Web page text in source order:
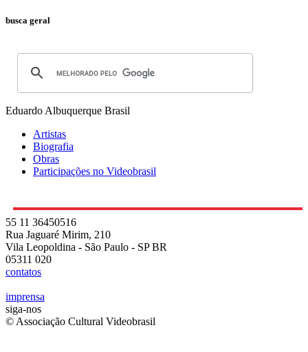
busca geral
Eduardo Albuquerque Brasil
Artistas
Biografia
Obras
Participações no Videobrasil
55 11 36450516
Rua Jaguaré Mirim, 210
Vila Leopoldina - São Paulo - SP BR
05311 020
contatos
imprensa
siga-nos
© Associação Cultural Videobrasil